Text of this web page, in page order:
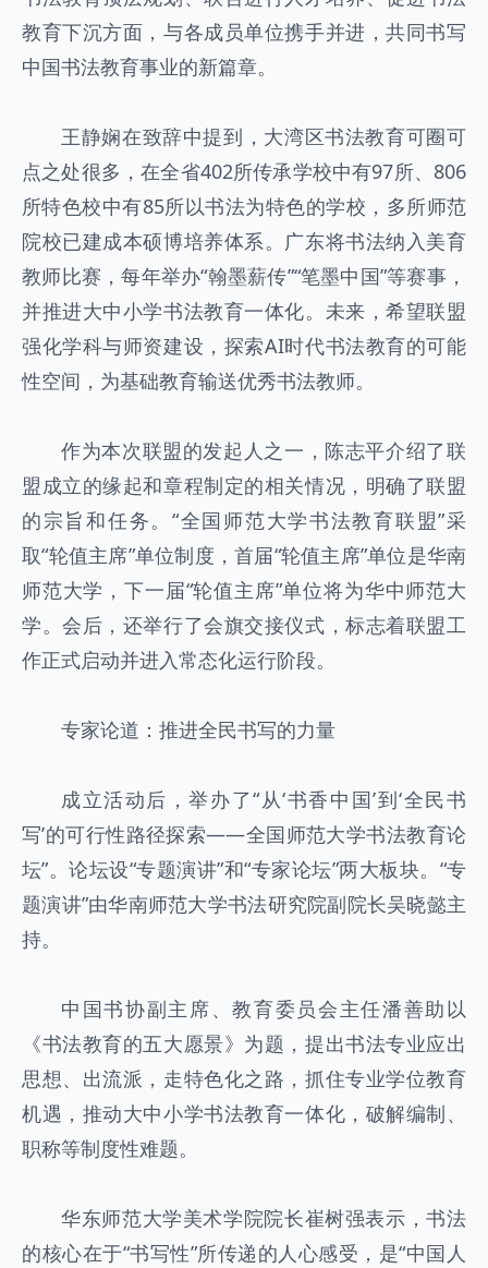
教育下沉方面，与各成员单位携手并进，共同书写
中国书法教育事业的新篇章。
王静娴在致辞中提到，大湾区书法教育可圈可
点之处很多，在全省402所传承学校中有97所、806
所特色校中有85所以书法为特色的学校，多所师范
院校已建成本硕博培养体系。广东将书法纳入美育
教师比赛，每年举办“翰墨薪传”“笔墨中国”等赛事，
并推进大中小学书法教育一体化。未来，希望联盟
强化学科与师资建设，探索AI时代书法教育的可能
性空间，为基础教育输送优秀书法教师。
作为本次联盟的发起人之一，陈志平介绍了联
盟成立的缘起和章程制定的相关情况，明确了联盟
的宗旨和任务。“全国师范大学书法教育联盟”采
取“轮值主席”单位制度，首届“轮值主席”单位是华南
师范大学，下一届“轮值主席”单位将为华中师范大
学。会后，还举行了会旗交接仪式，标志着联盟工
作正式启动并进入常态化运行阶段。
专家论道：推进全民书写的力量
成立活动后，举办了“从‘书香中国’到‘全民书
写’的可行性路径探索——全国师范大学书法教育论
坛”。论坛设“专题演讲”和“专家论坛”两大板块。“专
题演讲”由华南师范大学书法研究院副院长吴晓懿主
持。
中国书协副主席、教育委员会主任潘善助以
《书法教育的五大愿景》为题，提出书法专业应出
思想、出流派，走特色化之路，抓住专业学位教育
机遇，推动大中小学书法教育一体化，破解编制、
职称等制度性难题。
华东师范大学美术学院院长崔树强表示，书法
的核心在于“书写性”所传递的人心感受，是“中国人